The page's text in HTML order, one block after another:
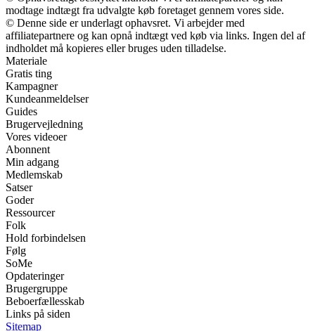
modtage indtægt fra udvalgte køb foretaget gennem vores side.
© Denne side er underlagt ophavsret. Vi arbejder med
affiliatepartnere og kan opnå indtægt ved køb via links. Ingen del af
indholdet må kopieres eller bruges uden tilladelse.
Materiale
Gratis ting
Kampagner
Kundeanmeldelser
Guides
Brugervejledning
Vores videoer
Abonnent
Min adgang
Medlemskab
Satser
Goder
Ressourcer
Folk
Hold forbindelsen
Følg
SoMe
Opdateringer
Brugergruppe
Beboerfællesskab
Links på siden
Sitemap